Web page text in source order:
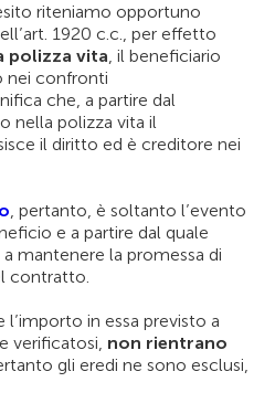
riteniamo opportuno
1920 c.c., per effetto
polizza vita, il beneficiario
nei confronti
che, a partire dal
nella polizza vita il
il diritto ed è creditore nei
, pertanto, è soltanto l’evento
e a partire dal quale
mantenere la promessa di
contratto.
l’importo in essa previsto a
verificatosi, non rientrano
gli eredi ne sono esclusi,